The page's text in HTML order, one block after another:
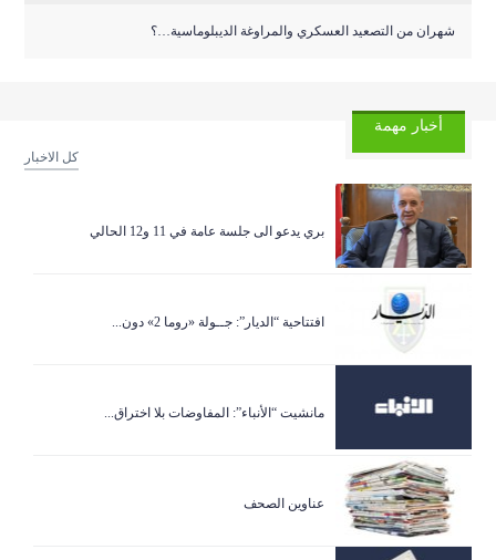
شهران من التصعيد العسكري والمراوغة الديبلوماسية…؟
أخبار مهمة
كل الاخبار
بري يدعو الى جلسة عامة في 11 و12 الحالي
افتتاحية “الديار”: جــولة «روما 2» دون...
مانشيت “الأنباء”: المفاوضات بلا اختراق...
عناوين الصحف